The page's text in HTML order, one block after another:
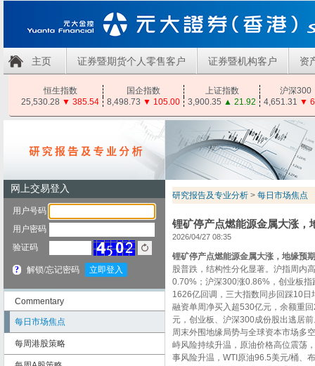
主页 证券暨期货个人零售客户 证券暨机构客户 资
恒生指数 国企指数 上证指数
沪深300
25,530.28 ▼ 385.54 8,498.73 ▼ 105.00 3,900.35 ▲ 21.92 4,651.31 ▼
Commentary
每日市场焦点
每周港股策略
研究报告及专业分析 > 每日市场焦点
锂矿停产点燃能源金属大涨，
2026/04/27 08:35
锂矿停产点燃能源金属大涨，地缘预
股普跌，结构性分化显著。沪指周内
0.70%；沪深300涨0.86%，创业板
1626亿回调，三大指数同步回踩10
融资单周净买入超530亿元，余额重
元，创业板、沪深300成份股出逃居
周末外围地缘局势与全球资本市场多
峙风险持续升温，原油价格高位震荡
事风险升温，WTI原油96.5美元/桶、